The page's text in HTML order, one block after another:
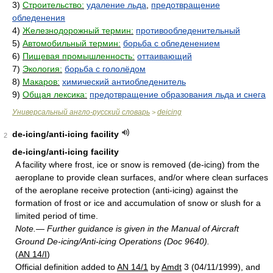
3) Строительство: удаление льда
предотвращение
обледенения
4) Железнодорожный термин: противообледенительный
5) Автомобильный термин: борьба с обледенением
6) Пищевая промышленность: оттаивающий
7) Экология: борьба с гололёдом
8) Макаров: химический антиобледенитель
9) Общая лексика: предотвращение образования льда и снега
Универсальный англо-русский словарь > deicing
2
de-icing/anti-icing facility
de-icing/anti-icing facility
A facility where frost, ice or snow is removed (de-icing) from the
aeroplane to provide clean surfaces, and/or where clean surfaces
of the aeroplane receive protection (anti-icing) against the
formation of frost or ice and accumulation of snow or slush for a
limited period of time.
Note.— Further guidance is given in the Manual of Aircraft
Ground De-icing/Anti-icing Operations (Doc 9640).
(AN 14/I)
Official definition added toAN 14/1 byAmdt 3 (04/11/1999), and